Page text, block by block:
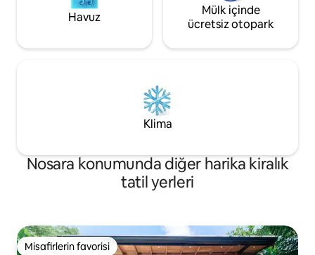
Havuz
Mülk içinde
ücretsiz otopark
Klima
Nosara konumunda diğer harika kiralık
tatil yerleri
Misafirlerin favorisi